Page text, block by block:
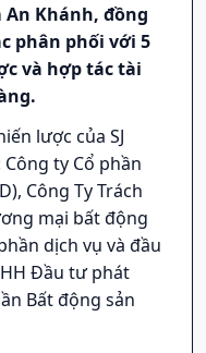
Khánh, đồng
phân phối với 5
và hợp tác tài
lược của SJ
ty Cổ phần
Công Ty Trách
mại bất động
dịch vụ và đầu
Đầu tư phát
Bất động sản